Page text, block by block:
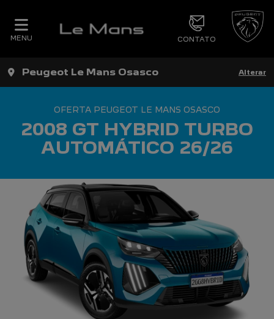
MENU CONTATO
Peugeot Le Mans Osasco Alterar
OFERTA PEUGEOT LE MANS OSASCO
2008 GT HYBRID TURBO
AUTOMÁTICO 26/26